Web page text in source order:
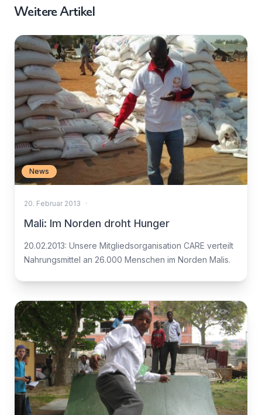
Weitere Artikel
News
20. Februar 2013 ·
Mali: Im Norden droht Hunger
20.02.2013: Unsere Mitgliedsorganisation CARE verteilt
Nahrungsmittel an 26.000 Menschen im Norden Malis.